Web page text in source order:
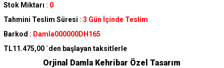
Stok Miktarı : 0
Tahmini Teslim Süresi : 3 Gün İçinde Teslim
Barkod : Damla000000DH165
TL11.475,00 `den başlayan taksitlerle
Orjinal Damla Kehribar Özel Tasarım